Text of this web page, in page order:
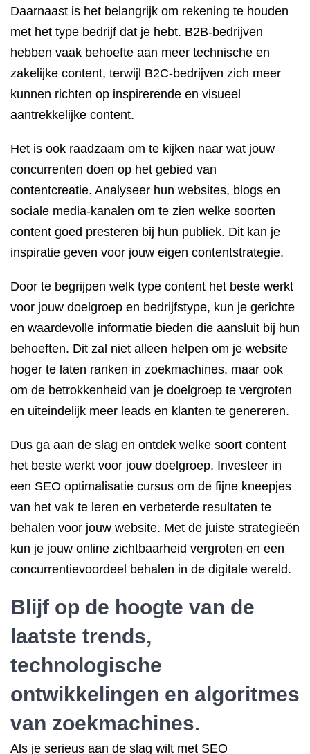
Daarnaast is het belangrijk om rekening te houden
met het type bedrijf dat je hebt. B2B-bedrijven
hebben vaak behoefte aan meer technische en
zakelijke content, terwijl B2C-bedrijven zich meer
kunnen richten op inspirerende en visueel
aantrekkelijke content.
Het is ook raadzaam om te kijken naar wat jouw
concurrenten doen op het gebied van
contentcreatie. Analyseer hun websites, blogs en
sociale media-kanalen om te zien welke soorten
content goed presteren bij hun publiek. Dit kan je
inspiratie geven voor jouw eigen contentstrategie.
Door te begrijpen welk type content het beste werkt
voor jouw doelgroep en bedrijfstype, kun je gerichte
en waardevolle informatie bieden die aansluit bij hun
behoeften. Dit zal niet alleen helpen om je website
hoger te laten ranken in zoekmachines, maar ook
om de betrokkenheid van je doelgroep te vergroten
en uiteindelijk meer leads en klanten te genereren.
Dus ga aan de slag en ontdek welke soort content
het beste werkt voor jouw doelgroep. Investeer in
een SEO optimalisatie cursus om de fijne kneepjes
van het vak te leren en verbeterde resultaten te
behalen voor jouw website. Met de juiste strategieën
kun je jouw online zichtbaarheid vergroten en een
concurrentievoordeel behalen in de digitale wereld.
Blijf op de hoogte van de
laatste trends,
technologische
ontwikkelingen en algoritmes
van zoekmachines.
Als je serieus aan de slag wilt met SEO